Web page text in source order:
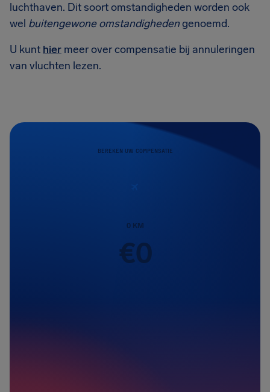
luchthaven. Dit soort omstandigheden worden ook
wel buitengewone omstandighedengenoemd.
U kunt hier meer over compensatie bij annuleringen
van vluchten lezen.
BEREKEN UW COMPENSATIE
0KM
€0